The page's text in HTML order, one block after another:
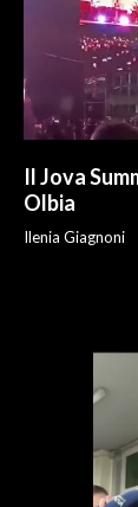
NECROLOGI
PUBBLICITÀ
SPIAGGE
STORE
Il Jova
Olbia
Ilenia Giagnoni